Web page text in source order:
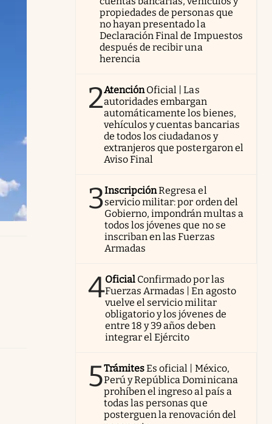
propiedades de personas que
no hayan presentado la
Declaración Final de Impuestos
después de recibir una
herencia
2AtenciónOficial | Las
autoridades embargan
automáticamente los bienes,
vehículos y cuentas bancarias
de todos los ciudadanos y
extranjeros que postergaron el
Aviso Final
3InscripciónRegresa el
servicio militar: por orden del
Gobierno, impondrán multas a
todos los jóvenes que no se
inscriban en las Fuerzas
Armadas
4Oficial Confirmado por las
Fuerzas Armadas | En agosto
vuelve el servicio militar
obligatorio y los jóvenes de
entre 18 y 39 años deben
integrar el Ejército
5TrámitesEs oficial | México,
Perú y República Dominicana
prohíben el ingreso al país a
todas las personas que
posterguen la renovación del